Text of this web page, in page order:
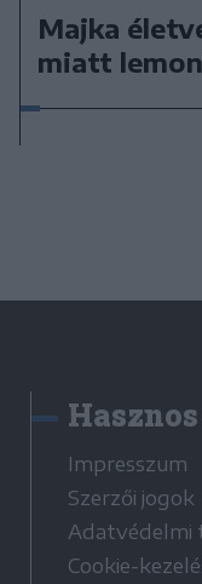
Majka
miatt
Hasznos
Impresszum
Szerzői jogok
Adatvédelmi
Cookie-